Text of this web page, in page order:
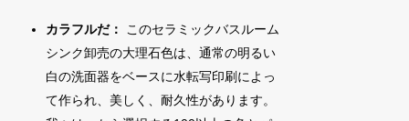
カラフルだ：
このセラミックバスルーム
シンク卸売の大理石色は、通常の明るい
白の洗面器をベースに水転写印刷によっ
て作られ、美しく、耐久性があります。